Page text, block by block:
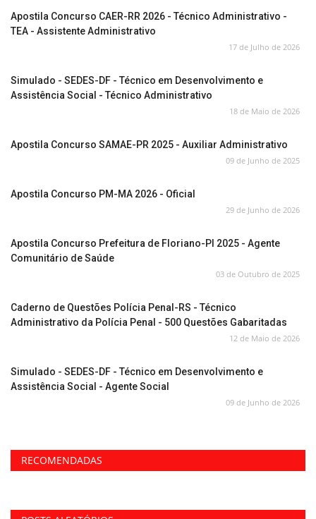
Apostila Concurso CAER-RR 2026 - Técnico Administrativo -
TEA - Assistente Administrativo
17 de Julho de 2026
Simulado - SEDES-DF - Técnico em Desenvolvimento e
Assistência Social - Técnico Administrativo
18 de Maio de 2026
Apostila Concurso SAMAE-PR 2025 - Auxiliar Administrativo
09 de Junho de 2025
Apostila Concurso PM-MA 2026 - Oficial
29 de Junho de 2026
Apostila Concurso Prefeitura de Floriano-PI 2025 - Agente
Comunitário de Saúde
03 de Outubro de 2025
Caderno de Questões Polícia Penal-RS - Técnico
Administrativo da Polícia Penal - 500 Questões Gabaritadas
12 de Maio de 2026
Simulado - SEDES-DF - Técnico em Desenvolvimento e
Assistência Social - Agente Social
09 de Junho de 2026
RECOMENDADAS